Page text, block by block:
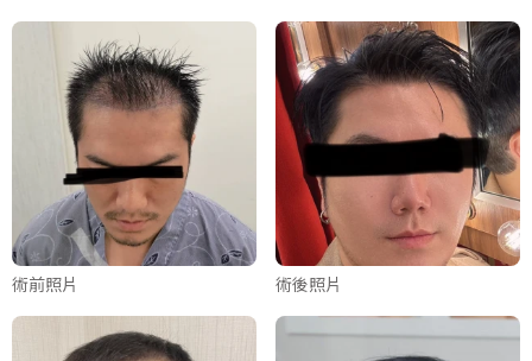
術前照片 術後照片